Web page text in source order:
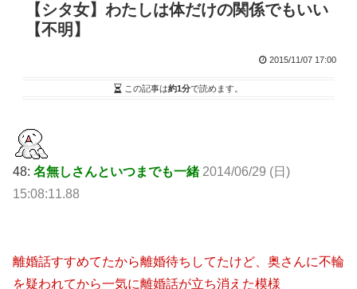
【シタ女】わたしは体だけの関係でもいい
【不明】
2015/11/07 17:00
この記事は約1分で読めます。
48: 名無しさんといつまでも一緒 2014/06/29 (日)
15:08:11.88
離婚話すすめてたから離婚待ちしてたけど、奥さんに不輪
を疑われてから一気に離婚話が立ち消えた模様